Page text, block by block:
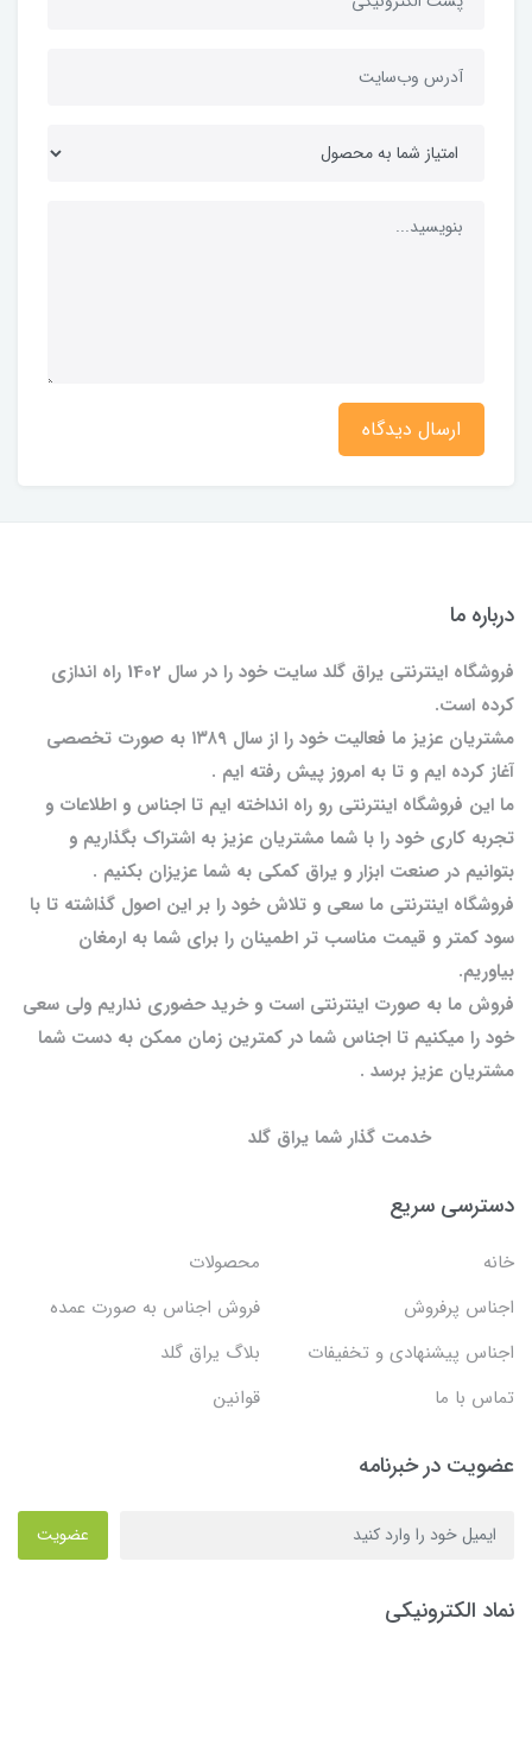
ارسال دیدگاه
درباره ما
فروشگاه اینترنتی یراق گلد سایت خود را در سال 1402 راه اندازی
کرده است.
مشتریان عزیز ما فعالیت خود را از سال ۱۳۸۹ به صورت تخصصی
آغاز کرده ایم و تا به امروز پیش رفته ایم .
ما این فروشگاه اینترنتی رو راه انداخته ایم تا اجناس و اطلاعات و
تجربه کاری خود را با شما مشتریان عزیز به اشتراک بگذاریم و
بتوانیم در صنعت ابزار و یراق کمکی به شما عزیزان بکنیم .
فروشگاه اینترنتی ما سعی و تلاش خود را بر این اصول گذاشته تا با
سود کمتر و قیمت مناسب تر اطمینان را برای شما به ارمغان
بیاوریم.
فروش ما به صورت اینترنتی است و خرید حضوری نداریم ولی سعی
خود را میکنیم تا اجناس شما در کمترین زمان ممکن به دست شما
مشتریان عزیز برسد .
خدمت گذار شما یراق گلد
دسترسی سریع
خانه
محصولات
اجناس پرفروش
فروش اجناس به صورت عمده
اجناس پیشنهادی و تخفیفات
بلاگ یراق گلد
تماس با ما
قوانین
عضویت در خبرنامه
عضویت
نماد الکترونیکی